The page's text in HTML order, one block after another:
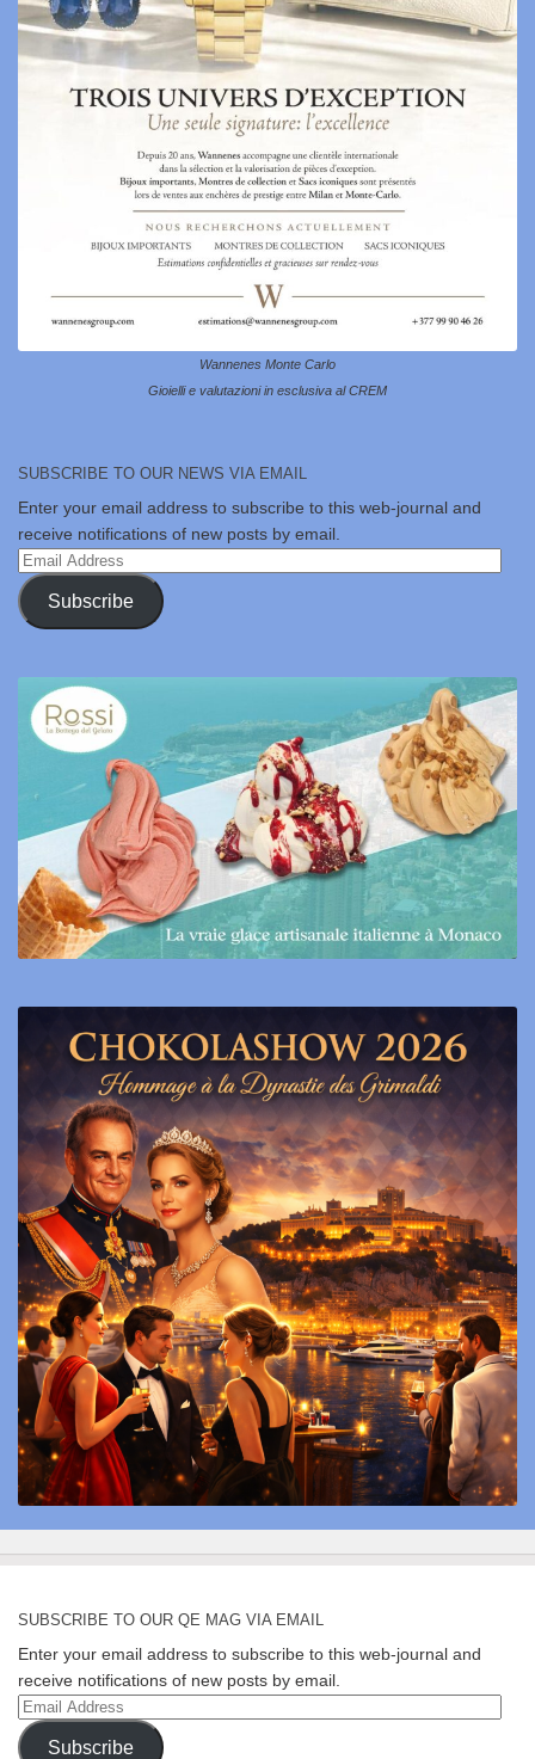
Wannenes Monte Carlo
Gioielli e valutazioni in esclusiva al CREM
SUBSCRIBE TO OUR NEWS VIA EMAIL
Enter your email address to subscribe to this web-journal and
receive notifications of new posts by email.
Email
Address
Subscribe
SUBSCRIBE TO OUR QE MAG VIA EMAIL
Enter your email address to subscribe to this web-journal and
receive notifications of new posts by email.
Email
Address
Subscribe